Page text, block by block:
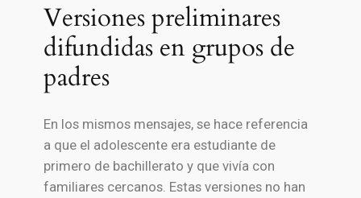
Versiones preliminares
difundidas en grupos de
padres
En los mismos mensajes, se hace referencia
a que el adolescente era estudiante de
primero de bachillerato y que vivía con
familiares cercanos. Estas versiones no han